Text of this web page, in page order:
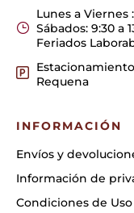
Lunes a Viernes
Sábados: 9:30 a
Feriados
Requena
INFORMACIÓN
Envíos y
Información de
Condiciones de Uso